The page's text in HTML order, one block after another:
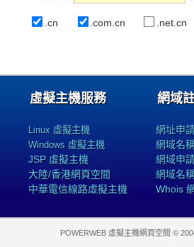
.cn .com.cn .net.cn
虛擬主機服務
Linux 虛擬主機
Windows 虛擬主機
JSP 虛擬主機
大陸/香港網頁空間
中華電信線路虛擬主機
網域
網址申
網域名
網域申
網域名
Whois
POWERWEB 虛擬主機網頁空間 ©